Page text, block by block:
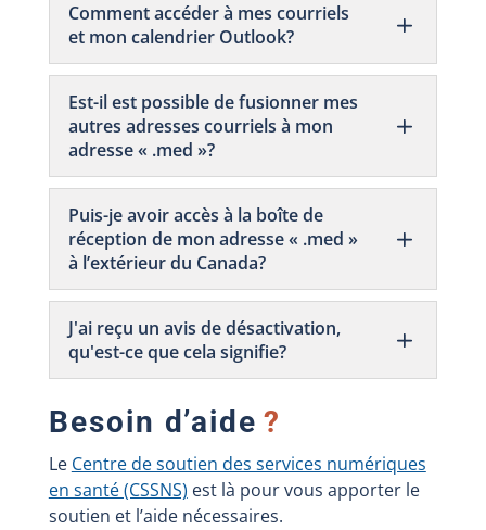
Comment accéder à mes courriels
et mon calendrier Outlook?
Est-il est possible de fusionner mes
autres adresses courriels à mon
adresse « .med »?
Puis-je avoir accès à la boîte de
réception de mon adresse « .med »
à l’extérieur du Canada?
J'ai reçu un avis de désactivation,
qu'est-ce que cela signifie?
Besoin d’aide?
Le Centre de soutien des services numériques
en santé (CSSNS) est là pour vous apporter le
soutien et l’aide nécessaires.